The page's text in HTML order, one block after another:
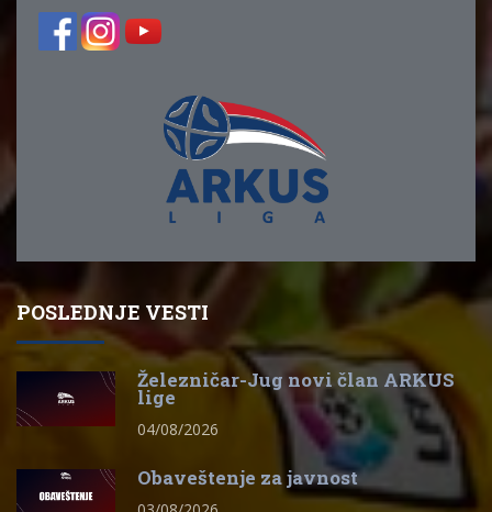
POSLEDNJE VESTI
Železničar-Jug novi član ARKUS
lige
04/08/2026
Obaveštenje za javnost